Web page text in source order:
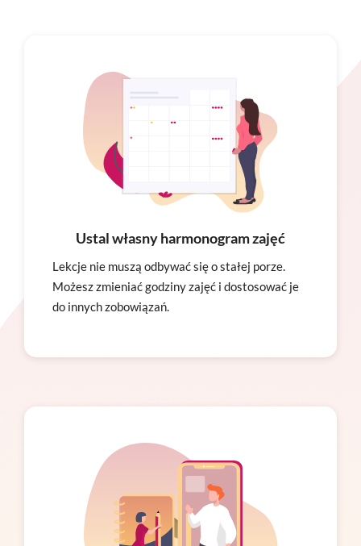
Ustal własny harmonogram zajęć
Lekcje nie muszą odbywać się o stałej porze.
Możesz zmieniać godziny zajęć i dostosować je
do innych zobowiązań.